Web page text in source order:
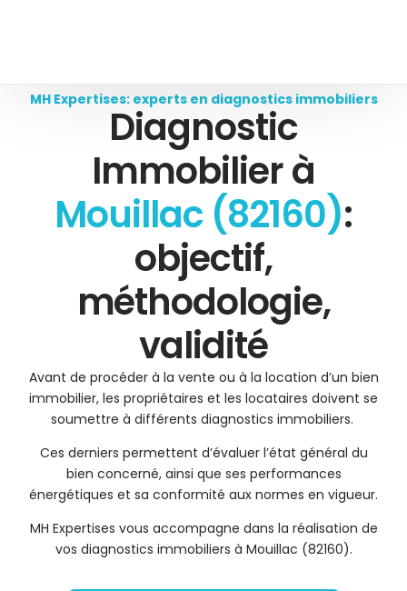
MH Expertises: experts en diagnostics immobiliers
Diagnostic
Immobilier à
Mouillac (82160):
objectif,
méthodologie,
validité
Avant de procéder à la vente ou à la location d’un bien
immobilier, les propriétaires et les locataires doivent se
soumettre à différents diagnostics immobiliers.
Ces derniers permettent d’évaluer l’état général du
bien concerné, ainsi que ses performances
énergétiques et sa conformité aux normes en vigueur.
MH Expertises vous accompagne dans la réalisation de
vos diagnostics immobiliers à Mouillac (82160).